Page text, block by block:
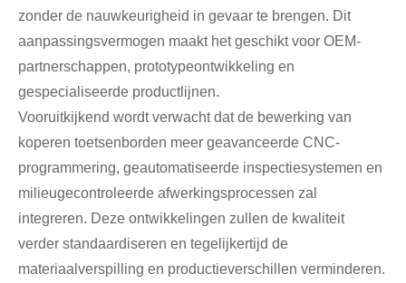
zonder de nauwkeurigheid in gevaar te brengen. Dit
aanpassingsvermogen maakt het geschikt voor OEM-
partnerschappen, prototypeontwikkeling en
gespecialiseerde productlijnen.
Vooruitkijkend wordt verwacht dat de bewerking van
koperen toetsenborden meer geavanceerde CNC-
programmering, geautomatiseerde inspectiesystemen en
milieugecontroleerde afwerkingsprocessen zal
integreren. Deze ontwikkelingen zullen de kwaliteit
verder standaardiseren en tegelijkertijd de
materiaalverspilling en productieverschillen verminderen.